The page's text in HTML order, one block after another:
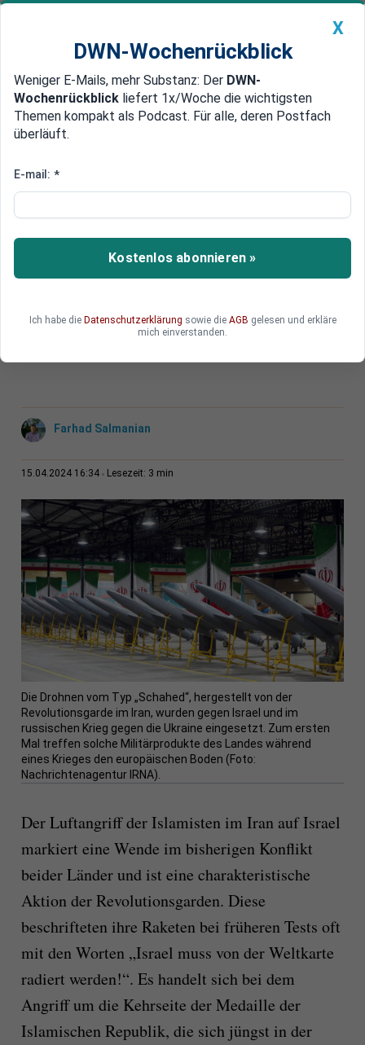
Newsticker MEIN DWN: Geldanlage Premium
Edelmetalle DWN-Magazin China
KOMMENTAR
Angriff auf Israel: Warum die
Revolutionsgarde im Iran eine
große Gefahr ist
dem Iran auf Israel markiert einen Wendepunkt
im langjährigen Konflikt der beiden Länder. Was
Farhad Salmanian
15.04.2024 16:34 Lesezeit: 3 min
Die Drohnen vom Typ „Schahed“, hergestellt von der
Revolutionsgarde im Iran, wurden gegen Israel und im
russischen Krieg gegen die Ukraine eingesetzt. Zum ersten
Mal treffen solche Militärprodukte des Landes während
eines Krieges den europäischen Boden (Foto:
Nachrichtenagentur IRNA).
Der Luftangriff der Islamisten im Iran auf Israel
markiert eine Wende im bisherigen Konflikt
beider Länder und ist eine charakteristische
Aktion der Revolutionsgarden. Diese
beschrifteten ihre Raketen bei früheren Tests oft
mit den Worten „Israel muss von der Weltkarte
radiert werden!“. Es handelt sich bei dem
Angriff um die Kehrseite der Medaille der
Islamischen Republik, die sich jüngst in der
X
DWN-Wochenrückblick
Weniger E-Mails, mehr Substanz: Der DWN-
Wochenrückblick liefert 1x/Woche die wichtigsten
Themen kompakt als Podcast. Für alle, deren Postfach
überläuft.
E-mail: *
Kostenlos abonnieren »
Ich habe die Datenschutzerklärung sowie die AGB gelesen und erkläre
mich einverstanden.